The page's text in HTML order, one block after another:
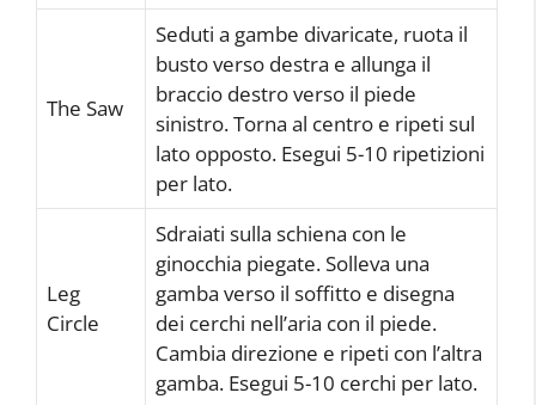
The Saw
Seduti a gambe divaricate, ruota il
busto verso destra e allunga il
braccio destro verso il piede
sinistro. Torna al centro e ripeti sul
lato opposto. Esegui 5-10 ripetizioni
per lato.
Leg
Circle
Sdraiati sulla schiena con le
ginocchia piegate. Solleva una
gamba verso il soffitto e disegna
dei cerchi nell’aria con il piede.
Cambia direzione e ripeti con l’altra
gamba. Esegui 5-10 cerchi per lato.